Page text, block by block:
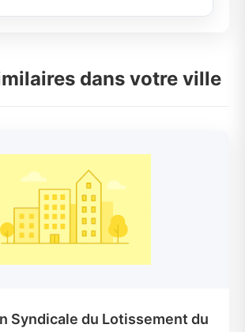
dans votre ville
Syndicale du Lotissement du